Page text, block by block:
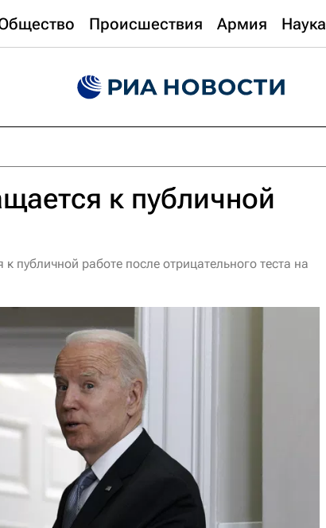
Происшествия Армия Наука
к публичной
публичной работе после отрицательного теста на